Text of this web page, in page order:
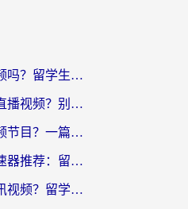
海外可以看好看视频吗？留学生亲测的回国加速指南，解决地区版权限制难题
在国外如何看国内直播视频？别让地域限制挡住你的乡愁与热爱
海外如何看国内视频节目？一篇攻略帮你告别地域限制，轻松追剧看片
海外微信小程序加速器推荐：留学生与华人如何轻松突破地域限制？
在海外如何观看腾讯视频？留学生亲测有效的无限制追剧指南